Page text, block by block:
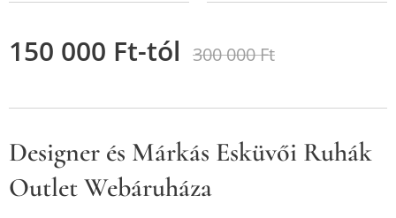
150 000 Ft-tól 300 000Ft
Designer és Márkás Esküvői Ruhák
Outlet Webáruháza